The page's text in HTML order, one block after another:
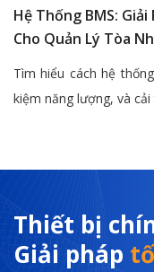
Hệ Thống BMS:
Cho Quản Lý Tòa
Tìm hiểu cách hệ
kiệm năng lượng, và
Thiết bị
Giải pháp